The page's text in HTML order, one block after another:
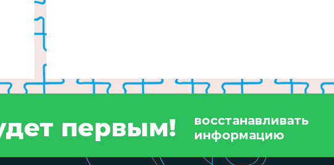
первым!
восстанавливать
информацию